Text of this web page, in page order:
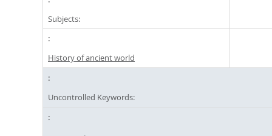
Subjects:
History of ancient world
Uncontrolled Keywords: